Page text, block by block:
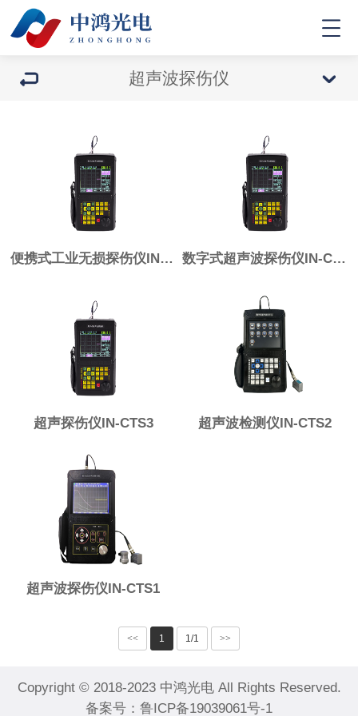
超声波探伤仪
便携式工业无损探伤仪IN-CTS5 数字式超声波探伤仪IN-CTS4
超声探伤仪IN-CTS3 超声波检测仪IN-CTS2
超声波探伤仪IN-CTS1
<< 1 1/1 >>
Copyright © 2018-2023 中鸿光电 All Rights Reserved.
备案号： 鲁ICP备19039061号-1